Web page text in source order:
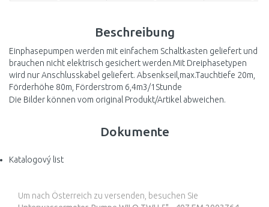
Beschreibung
Einphasepumpen werden mit einfachem Schaltkasten geliefert und
brauchen nicht elektrisch gesichert werden.Mit Dreiphasetypen
wird nur Anschlusskabel geliefert. Absenkseil,max.Tauchtiefe 20m,
Förderhöhe 80m, Förderstrom 6,4m3/1Stunde
Die Bilder können vom original Produkt/Artikel abweichen.
Dokumente
Katalogový list
Um nach Österreich zu versenden, besuchen Sie